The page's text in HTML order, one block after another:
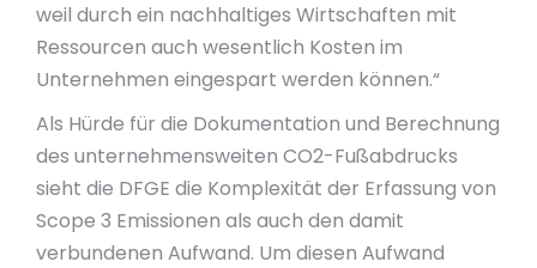
weil durch ein nachhaltiges Wirtschaften mit
Ressourcen auch wesentlich Kosten im
Unternehmen eingespart werden können.“
Als Hürde für die Dokumentation und Berechnung
des unternehmensweiten CO2-Fußabdrucks
sieht die DFGE die Komplexität der Erfassung von
Scope 3 Emissionen als auch den damit
verbundenen Aufwand. Um diesen Aufwand